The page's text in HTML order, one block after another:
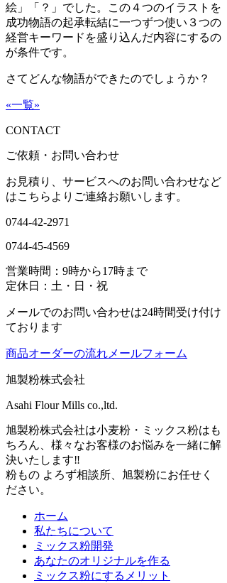
絵」「？」でした。この４つのイラストを
成功物語の起承転結に一つずつ使い３つの
経営キーワードを盛り込んだ内容にするの
が条件です。
さてどんな物語ができたのでしょうか？
«一覧»
CONTACT
ご依頼・お問い合わせ
お見積り、サービスへのお問い合わせなど
はこちらよりご連絡お願いします。
0744-42-2971
0744-45-4569
営業時間：9時から17時まで
定休日：土・日・祝
メールでのお問い合わせは24時間受け付け
ております
商品オーダーの流れ メールフォーム
旭製粉株式会社
Asahi Flour Mills co.,ltd.
旭製粉株式会社は小麦粉・ミックス粉はも
ちろん、様々なお客様のお悩みを一緒に解
決いたします‼
粉もの よろず相談所、旭製粉にお任せく
ださい。
ホーム
私たちについて
ミックス粉開発
あなたのオリジナルを作る
ミックス粉にするメリット